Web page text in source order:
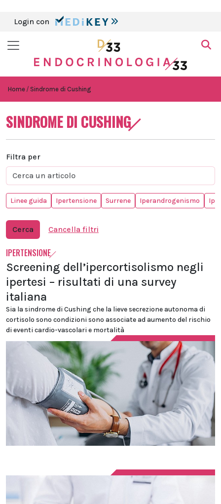
Login con
Home Sindrome di Cushing
SINDROME DI CUSHING
Filtra per
Linee guida Ipertensione Surrene Iperandrogenismo
Cerca Cancella filtri
IPERTENSIONE
Screening dell’ipercortisolismo negli
ipertesi – risultati di una survey
italiana
Sia la sindrome di Cushing che la lieve secrezione autonoma di
cortisolo sono condizioni sono associate ad aumento del rischio
di eventi cardio-vascolari e mortalità